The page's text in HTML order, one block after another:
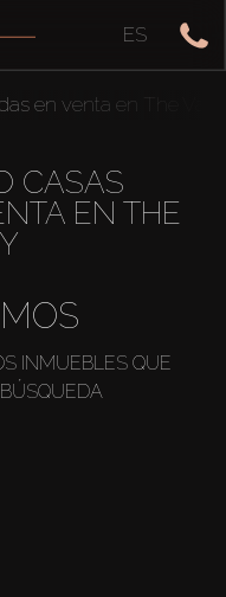
ES
en venta en The
CASAS
EN THE
INMUEBLES QUE